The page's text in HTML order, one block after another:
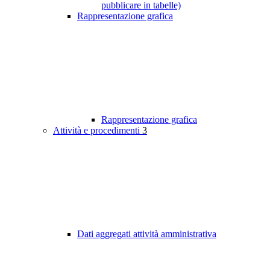
pubblicare in tabelle)
Rappresentazione grafica
Rappresentazione grafica
Attività e procedimenti 3
Dati aggregati attività amministrativa